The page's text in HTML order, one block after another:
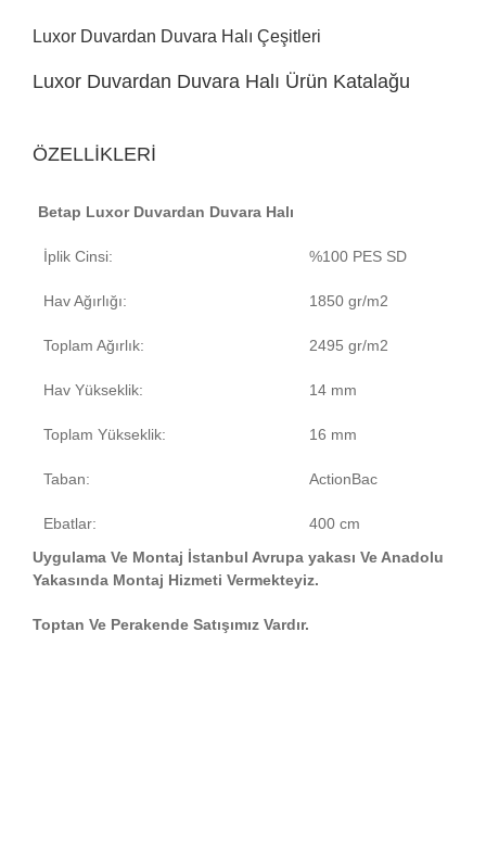
Luxor Duvardan Duvara Halı Çeşitleri
Luxor Duvardan Duvara Halı Ürün Katalağu
ÖZELLİKLERİ
Betap Luxor Duvardan Duvara Halı
İplik Cinsi: %100 PES SD
Hav Ağırlığı: 1850 gr/m2
Toplam Ağırlık: 2495 gr/m2
Hav Yükseklik: 14 mm
Toplam Yükseklik: 16 mm
Taban: ActionBac
Ebatlar:
400 cm
Uygulama Ve Montaj İstanbul Avrupa yakası Ve Anadolu
Yakasında Montaj Hizmeti Vermekteyiz.
Toptan Ve Perakende Satışımız Vardır.